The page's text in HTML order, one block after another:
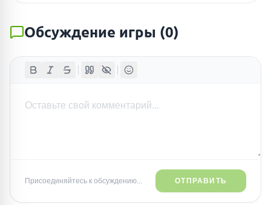
Обсуждение игры (0)
Присоединяйтесь к обсуждению... ОТПРАВИТЬ